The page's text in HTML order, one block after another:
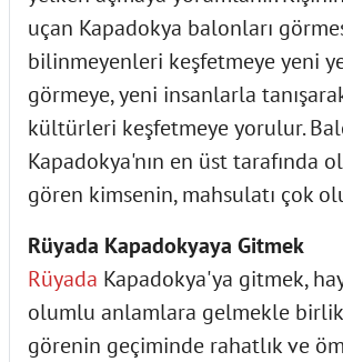
uçan Kapadokya balonları
bilinmeyenleri keşfetmeye yeni
görmeye, yeni insanlarla
kültürleri keşfetmeye yorulur.
Kapadokya'nın en üst tarafında
gören kimsenin, mahsulatı çok
Rüyada Kapadokyaya Gitmek
Rüyada Kapadokya'ya gitmek,
olumlu anlamlara gelmekle
görenin geçiminde rahatlık ve